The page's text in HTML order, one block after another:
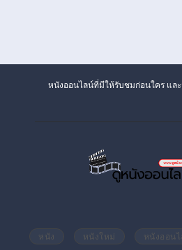
หนังออนไลน์ที่มีให้รับชมก่อนใคร แล
หนัง หนังใหม่ หนังออน